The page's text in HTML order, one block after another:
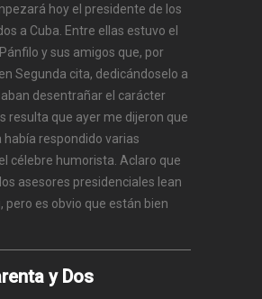
hoy el presidente de los
a Cuba. Entre ellas estuvo el
y sus amigos que, por
Segunda cita, dedicándoselo a
desentrañar el carácter
resulta que ayer me dijeron que
había respondido varias
célebre humorista. Aclaro que
asesores presidenciales lean
pero es obvio que están bien
y Dos